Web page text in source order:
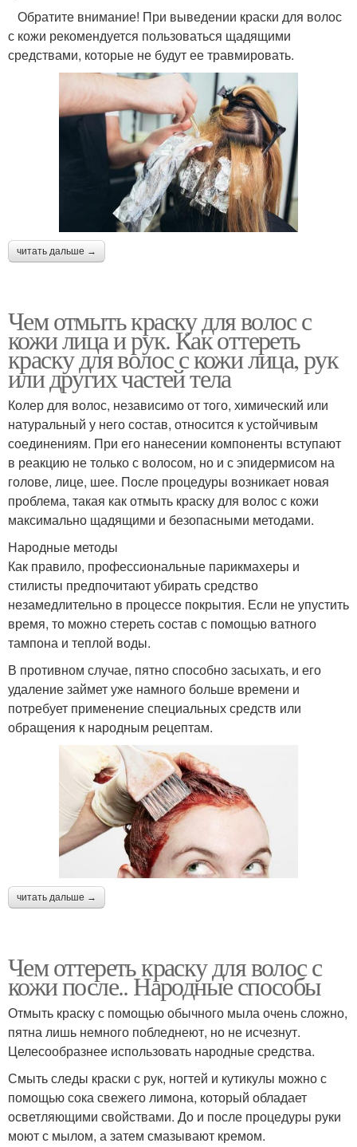
Обратите внимание! При выведении краски для волос
с кожи рекомендуется пользоваться щадящими
средствами, которые не будут ее травмировать.
читать дальше →
Чем отмыть краску для волос с
кожи лица и рук. Как оттереть
краску для волос с кожи лица, рук
или других частей тела
Колер для волос, независимо от того, химический или
натуральный у него состав, относится к устойчивым
соединениям. При его нанесении компоненты вступают
в реакцию не только с волосом, но и с эпидермисом на
голове, лице, шее. После процедуры возникает новая
проблема, такая как отмыть краску для волос с кожи
максимально щадящими и безопасными методами.
Народные методы
Как правило, профессиональные парикмахеры и
стилисты предпочитают убирать средство
незамедлительно в процессе покрытия. Если не упустить
время, то можно стереть состав с помощью ватного
тампона и теплой воды.
В противном случае, пятно способно засыхать, и его
удаление займет уже намного больше времени и
потребует применение специальных средств или
обращения к народным рецептам.
читать дальше →
Чем оттереть краску для волос с
кожи после.. Народные способы
Отмыть краску с помощью обычного мыла очень сложно,
пятна лишь немного побледнеют, но не исчезнут.
Целесообразнее использовать народные средства.
Смыть следы краски с рук, ногтей и кутикулы можно с
помощью сока свежего лимона, который обладает
осветляющими свойствами. До и после процедуры руки
моют с мылом, а затем смазывают кремом.